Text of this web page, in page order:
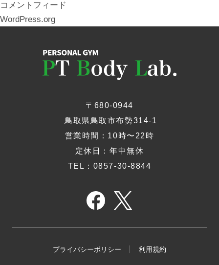
コメントフィード
WordPress.org
〒680-0944
​ 鳥取県鳥取市布勢314-1
​営業時間：10時〜22時
定休日：年中無休
TEL：0857-30-8844
プライバシーポリシー 利用規約